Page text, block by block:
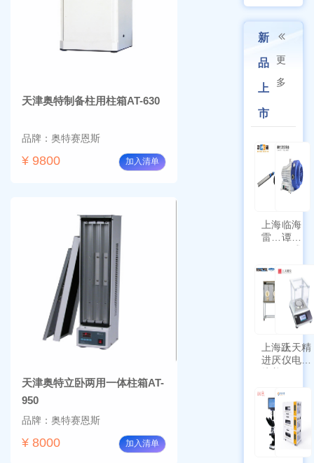
天津奥特制备柱用柱箱AT-630
品牌：奥特赛恩斯
¥ 9800 加入清单
天津奥特立卧两用一体柱箱AT-
950
品牌：奥特赛恩斯
¥ 8000 加入清单
新
品
上
市
更
多
上海
雷磁
符合
新国
标带
功能
临海
谭氏
干式
泵
SPL-
10
上海跃
进厌氧
培养箱
III-T
上天精
仪电子
带审计
追踪功
能